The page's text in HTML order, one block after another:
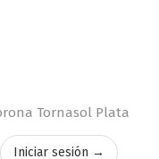
Tornasol Plata
Iniciar sesión →